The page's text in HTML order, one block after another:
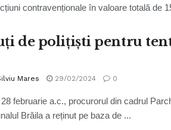
contravenționale în valoare totală de
de polițiști pentru
Mares 29/02/2024 0
februarie a.c., procurorul din cadrul
Brăila a reținut pe baza de ...